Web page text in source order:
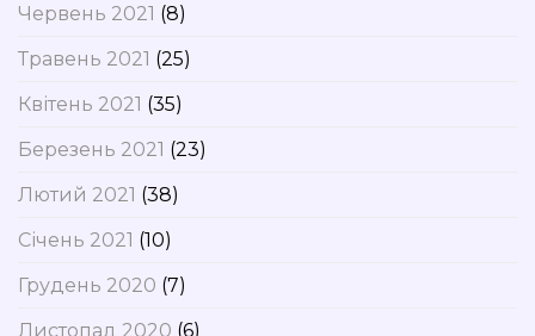
Червень 2021 (8)
Травень 2021 (25)
Квітень 2021 (35)
Березень 2021 (23)
Лютий 2021 (38)
Січень 2021 (10)
Грудень 2020 (7)
Листопад 2020 (6)